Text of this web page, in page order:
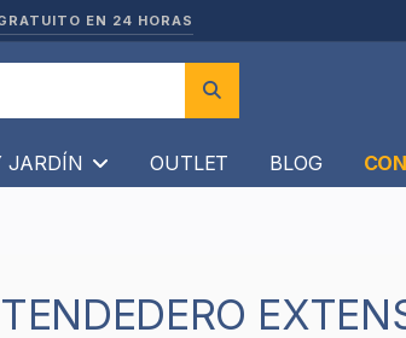
EN 24 HORAS
JARDÍN OUTLET BLOG